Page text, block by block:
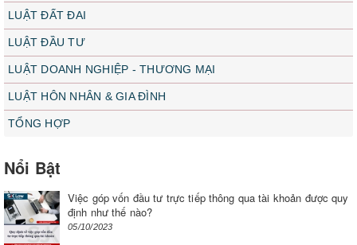
LUẬT ĐẤT ĐAI
LUẬT ĐẦU TƯ
LUẬT DOANH NGHIỆP - THƯƠNG MẠI
LUẬT HÔN NHÂN & GIA ĐÌNH
TỔNG HỢP
Nổi Bật
Việc góp vốn đầu tư trực tiếp thông qua tài khoản được quy
định như thế nào?
05/10/2023